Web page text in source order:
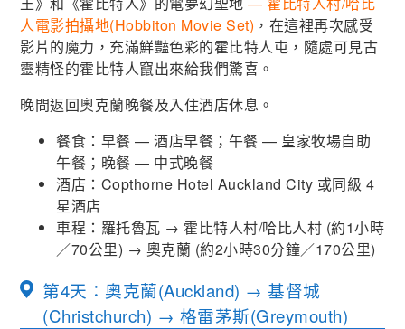
人電影拍攝地(Hobbiton Movie Set) ，在這裡再次感受
影片的魔力，充滿鮮豔色彩的霍比特人屯，隨處可見古
靈精怪的霍比特人竄出來給我們驚喜。
晚間返回奧克蘭晚餐及入住酒店休息。
餐食：早餐 — 酒店早餐；午餐 — 皇家牧場自助
午餐；晚餐 — 中式晚餐
酒店：Copthorne Hotel Auckland City 或同級 4
星酒店
車程：羅托魯瓦 → 霍比特人村/哈比人村 (約1小時
／70公里) → 奧克蘭 (約2小時30分鐘／170公里)
第4天：奧克蘭(Auckland) → 基督城
(Christchurch) → 格雷茅斯(Greymouth)